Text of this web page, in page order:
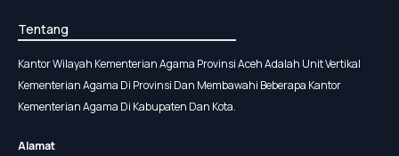
Tentang
Kantor Wilayah Kementerian Agama Provinsi Aceh Adalah Unit Vertikal
Kementerian Agama Di Provinsi Dan Membawahi Beberapa Kantor
Kementerian Agama Di Kabupaten Dan Kota.
Alamat